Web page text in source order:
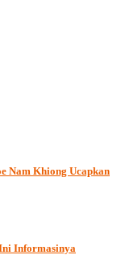
Nam Khiong Ucapkan
Informasinya